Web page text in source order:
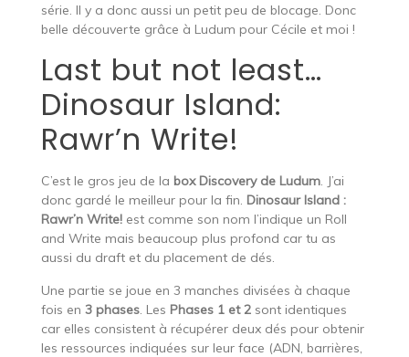
série. Il y a donc aussi un petit peu de blocage. Donc
belle découverte grâce à Ludum pour Cécile et moi !
Last but not least…
Dinosaur Island:
Rawr’n Write!
C’est le gros jeu de la box Discovery de Ludum. J’ai
donc gardé le meilleur pour la fin. Dinosaur Island :
Rawr’n Write! est comme son nom l’indique un Roll
and Write mais beaucoup plus profond car tu as
aussi du draft et du placement de dés.
Une partie se joue en 3 manches divisées à chaque
fois en 3 phases. Les Phases 1 et 2 sont identiques
car elles consistent à récupérer deux dés pour obtenir
les ressources indiquées sur leur face (ADN, barrières,